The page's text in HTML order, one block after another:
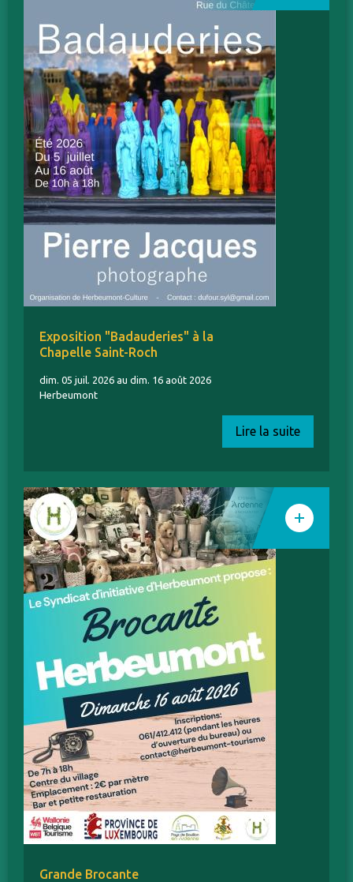
Exposition "Badauderies" à la
Chapelle Saint-Roch
dim. 05 juil. 2026 au dim. 16 août 2026
Herbeumont
Lire la suite
Grande Brocante